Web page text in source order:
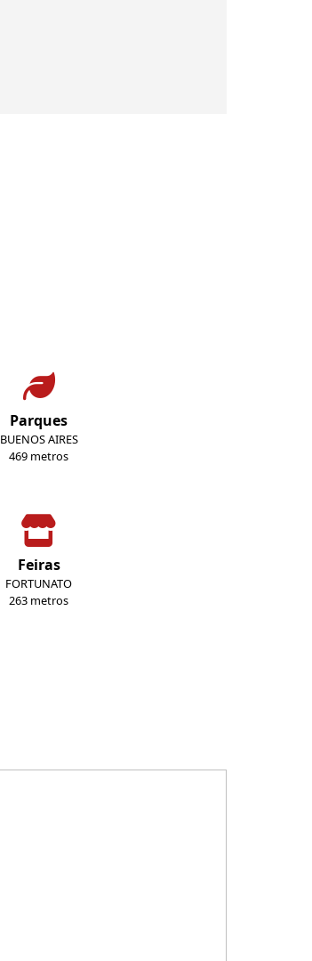
Parques
BUENOS AIRES
469 metros
Feiras
FORTUNATO
263 metros